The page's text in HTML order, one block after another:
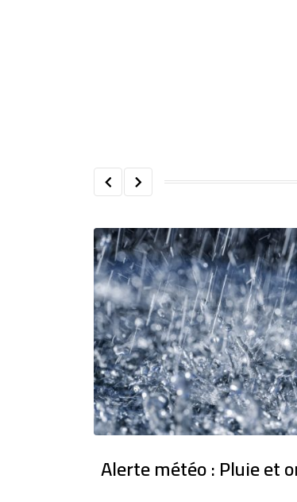
Alerte météo : Pluie et